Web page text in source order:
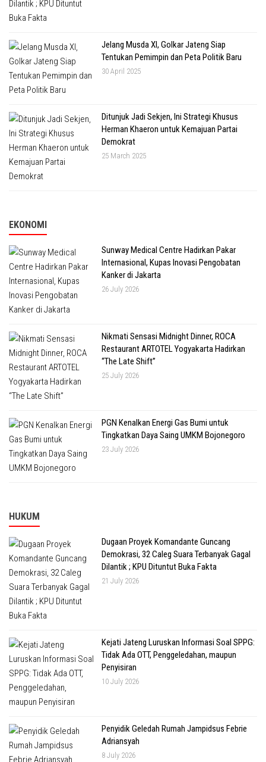
Jelang Musda XI, Golkar Jateng Siap
Tentukan Pemimpin dan Peta Politik Baru
30 April 2025
Ditunjuk Jadi Sekjen, Ini Strategi Khusus
Herman Khaeron untuk Kemajuan Partai
Demokrat
25 March 2025
EKONOMI
Sunway Medical Centre Hadirkan Pakar
Internasional, Kupas Inovasi Pengobatan
Kanker di Jakarta
26 July 2026
Nikmati Sensasi Midnight Dinner, ROCA
Restaurant ARTOTEL Yogyakarta Hadirkan
“The Late Shift”
25 July 2026
PGN Kenalkan Energi Gas Bumi untuk
Tingkatkan Daya Saing UMKM Bojonegoro
23 July 2026
HUKUM
Dugaan Proyek Komandante Guncang
Demokrasi, 32 Caleg Suara Terbanyak Gagal
Dilantik ; KPU Dituntut Buka Fakta
21 July 2026
Kejati Jateng Luruskan Informasi Soal SPPG:
Tidak Ada OTT, Penggeledahan, maupun
Penyisiran
10 July 2026
Penyidik Geledah Rumah Jampidsus Febrie
Adriansyah
8 July 2026